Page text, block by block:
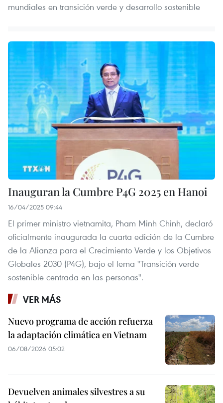
mundiales en transición verde y desarrollo sostenible
Inauguran la Cumbre P4G 2025 en Hanoi
16/04/2025 09:44
El primer ministro vietnamita, Pham Minh Chinh, declaró
oficialmente inaugurada la cuarta edición de la Cumbre
de la Alianza para el Crecimiento Verde y los Objetivos
Globales 2030 (P4G), bajo el lema "Transición verde
sostenible centrada en las personas".
VER MÁS
Nuevo programa de acción refuerza
la adaptación climática en Vietnam
06/08/2026 05:02
Devuelven animales silvestres a su